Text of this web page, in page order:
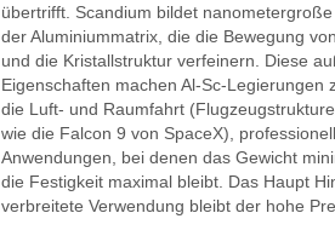
übertrifft. Scandium bildet
der Aluminiummatrix, die die Bewegung
und die Kristallstruktur verfeinern. Diese
Eigenschaften machen Al-Sc-Legierungen
die Luft- und Raumfahrt
wie die Falcon 9 von SpaceX),
Anwendungen, bei denen das Gewicht
die Festigkeit maximal bleibt. Das Haupt
verbreitete Verwendung bleibt der hohe